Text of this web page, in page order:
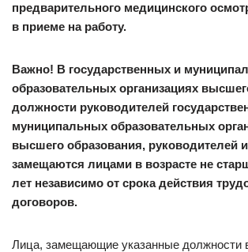
предварительного медицинского
в приеме на работу.
Важно! В государственных и
образовательных организациях
должности руководителей
муниципальных образовательных
высшего образования, руководителей
замещаются лицами в возрасте не
лет независимо от срока действия
договоров.
Лица, замещающие указанные должности